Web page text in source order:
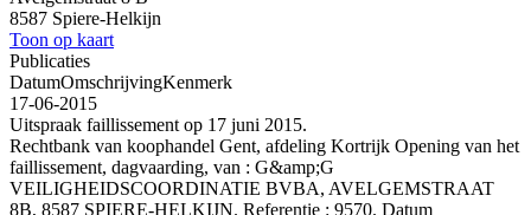
8587 Spiere-Helkijn
Toon op kaart
Publicaties
DatumOmschrijvingKenmerk
17-06-2015
Uitspraak faillissement op 17 juni 2015.
Rechtbank van koophandel Gent, afdeling Kortrijk Opening van het
faillissement, dagvaarding, van : G&amp;G
VEILIGHEIDSCOORDINATIE BVBA, AVELGEMSTRAAT
8B, 8587 SPIERE-HELKIJN. Referentie : 9570. Datum